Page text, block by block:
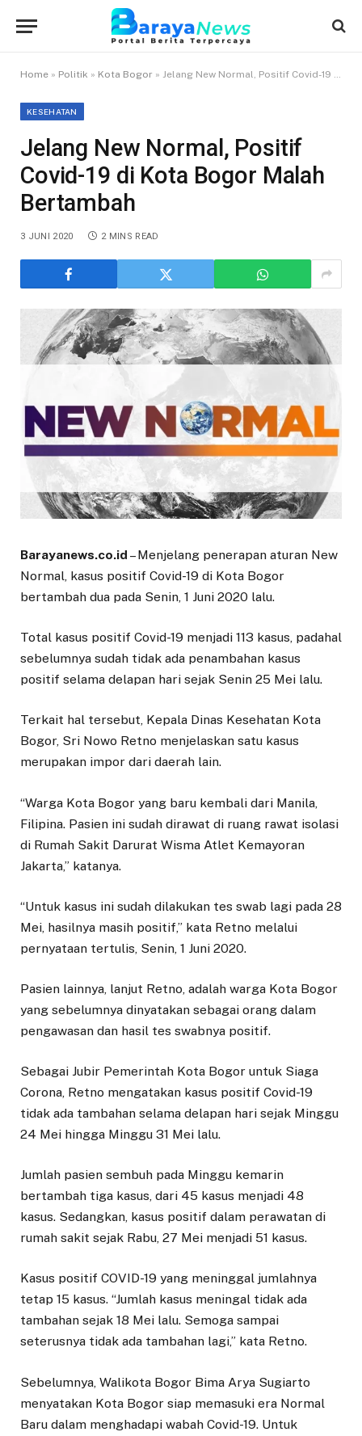
Home » Politik » Kota Bogor » Jelang New Normal, Positif Covid-19 di Kota Bogor Malah Bertambah
KESEHATAN
Jelang New Normal, Positif
Covid-19 di Kota Bogor Malah
Bertambah
3 JUNI 2020 2 MINS READ
Barayanews.co.id – Menjelang penerapan aturan New
Normal, kasus positif Covid-19 di Kota Bogor
bertambah dua pada Senin, 1 Juni 2020 lalu.
Total kasus positif Covid-19 menjadi 113 kasus, padahal
sebelumnya sudah tidak ada penambahan kasus
positif selama delapan hari sejak Senin 25 Mei lalu.
Terkait hal tersebut, Kepala Dinas Kesehatan Kota
Bogor, Sri Nowo Retno menjelaskan satu kasus
merupakan impor dari daerah lain.
“Warga Kota Bogor yang baru kembali dari Manila,
Filipina. Pasien ini sudah dirawat di ruang rawat isolasi
di Rumah Sakit Darurat Wisma Atlet Kemayoran
Jakarta,” katanya.
“Untuk kasus ini sudah dilakukan tes swab lagi pada 28
Mei, hasilnya masih positif,” kata Retno melalui
pernyataan tertulis, Senin, 1 Juni 2020.
Pasien lainnya, lanjut Retno, adalah warga Kota Bogor
yang sebelumnya dinyatakan sebagai orang dalam
pengawasan dan hasil tes swabnya positif.
Sebagai Jubir Pemerintah Kota Bogor untuk Siaga
Corona, Retno mengatakan kasus positif Covid-19
tidak ada tambahan selama delapan hari sejak Minggu
24 Mei hingga Minggu 31 Mei lalu.
Jumlah pasien sembuh pada Minggu kemarin
bertambah tiga kasus, dari 45 kasus menjadi 48
kasus. Sedangkan, kasus positif dalam perawatan di
rumah sakit sejak Rabu, 27 Mei menjadi 51 kasus.
Kasus positif COVID-19 yang meninggal jumlahnya
tetap 15 kasus. “Jumlah kasus meningal tidak ada
tambahan sejak 18 Mei lalu. Semoga sampai
seterusnya tidak ada tambahan lagi,” kata Retno.
Sebelumnya, Walikota Bogor Bima Arya Sugiarto
menyatakan Kota Bogor siap memasuki era Normal
Baru dalam menghadapi wabah Covid-19. Untuk